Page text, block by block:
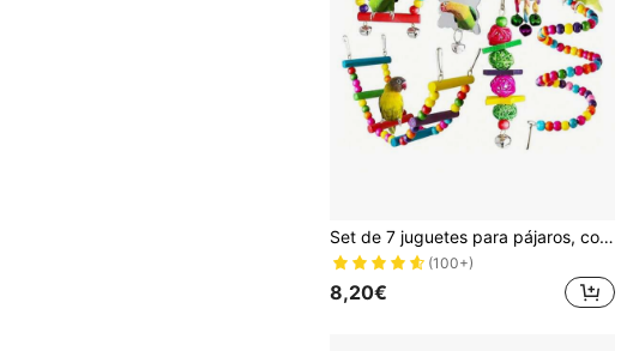
Set de 7 juguetes para pájaros, con columpio, escalera, espejos para loros pequeños y medianos, cacatúas, periquitos, incluye juguetes para masticar y afilar
(100+)
8,20€